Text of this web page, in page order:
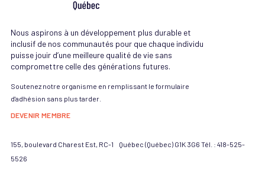
Nous aspirons à un développement plus durable et
inclusif de nos communautés pour que chaque individu
puisse jouir d’une meilleure qualité de vie sans
compromettre celle des générations futures.
Soutenez notre organisme en remplissant le formulaire
d'adhésion sans plus tarder.
DEVENIR MEMBRE
155, boulevard Charest Est, RC-1 Québec (Québec) G1K 3G6 Tél. : 418-525-
5526